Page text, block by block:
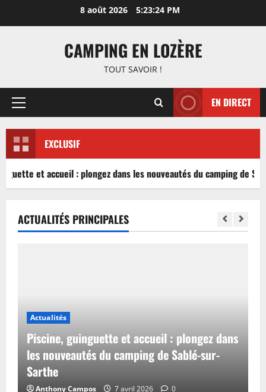
8 août 2026 5:23:24 PM
CAMPING EN LOZÈRE
TOUT SAVOIR !
Menu
EN DIRECT
EXCLUSIF
et accueil : plongez dans les nouveautés du camping de
ACTUALITÉS PRINCIPALES
Actualités
Piscine, guinguette et accueil : plongez dans
les nouveautés du camping de Sablé-sur-
Sarthe
Anthony Campos 7 avril 2026 0